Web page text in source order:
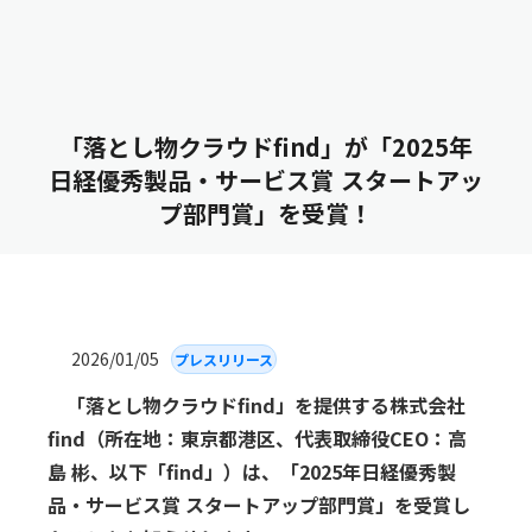
「落とし物クラウドfind」が「2025年
日経優秀製品・サービス賞 スタートアッ
プ部門賞」を受賞！
2026/01/05 プレスリリース
「落とし物クラウドfind」を提供する株式会社
find（所在地：東京都港区、代表取締役CEO：高
島 彬、以下「find」）は、「2025年日経優秀製
品・サービス賞 スタートアップ部門賞」を受賞し